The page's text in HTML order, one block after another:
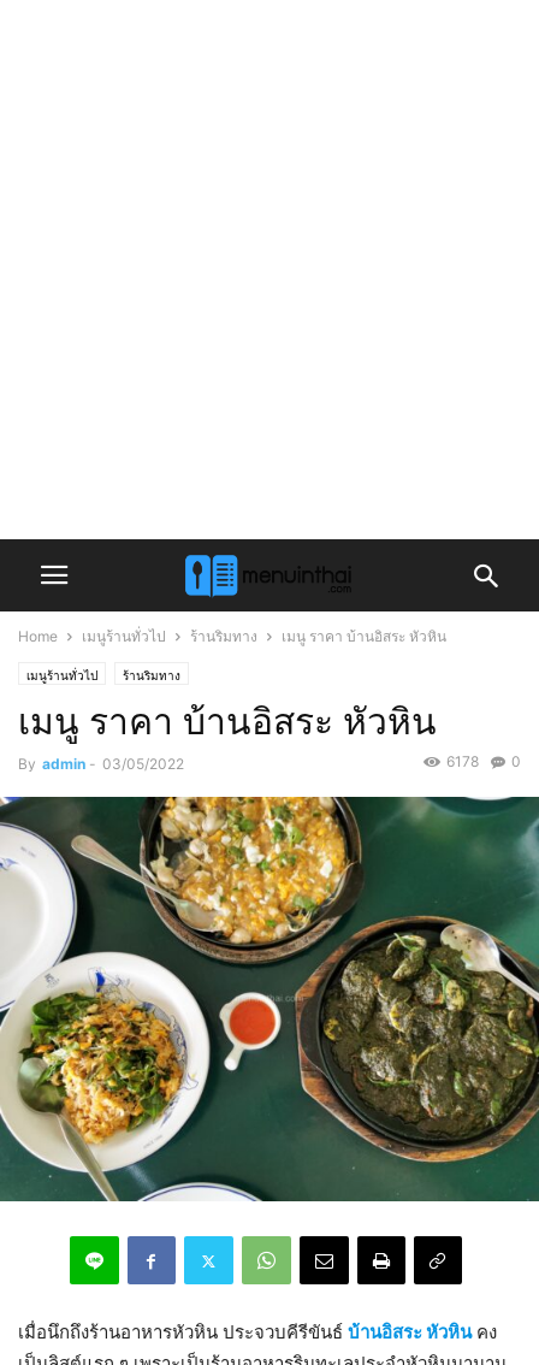
Home เมนูร้านทั่วไป ร้านริมทาง เมนู ราคา บ้านอิสระ หัวหิน
เมนูร้านทั่วไป ร้านริมทาง
เมนู ราคา บ้านอิสระ หัวหิน
By admin - 03/05/2022 0
6178
เมื่อนึกถึงร้านอาหารหัวหิน ประจวบคีรีขันธ์ บ้านอิสระ หัวหินคง